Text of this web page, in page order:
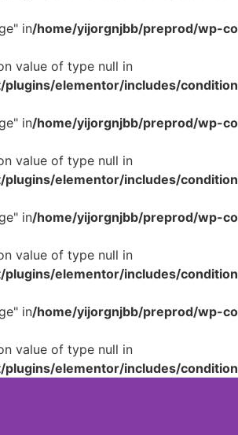
in/home/yijorgnjbb/preprod/wp-
value of type null in
elementor/includes/
in/home/yijorgnjbb/preprod/wp-
value of type null in
elementor/includes/
in/home/yijorgnjbb/preprod/wp-
value of type null in
elementor/includes/
in/home/yijorgnjbb/preprod/wp-
value of type null in
elementor/includes/